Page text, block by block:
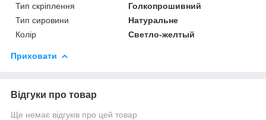
Тип скріплення
Голкопрошивний
Тип сировини
Натуральне
Колір
Светло-желтый
Приховати
Відгуки про товар
Ще немає відгуків про цей товар